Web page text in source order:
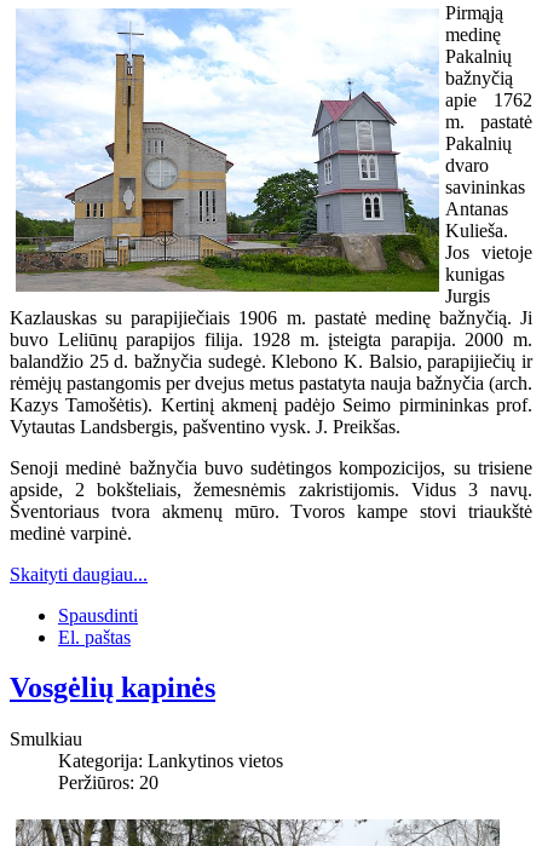
Pirmąją
medinę
Pakalnių
bažnyčią
apie 1762
m. pastatė
Pakalnių
dvaro
savininkas
Antanas
Kulieša.
Jos vietoje
kunigas
Jurgis
Kazlauskas su parapijiečiais 1906 m. pastatė medinę bažnyčią. Ji
buvo Leliūnų parapijos filija. 1928 m. įsteigta parapija. 2000 m.
balandžio 25 d. bažnyčia sudegė. Klebono K. Balsio, parapijiečių ir
rėmėjų pastangomis per dvejus metus pastatyta nauja bažnyčia (arch.
Kazys Tamošėtis). Kertinį akmenį padėjo Seimo pirmininkas prof.
Vytautas Landsbergis, pašventino vysk. J. Preikšas.
Senoji medinė bažnyčia buvo sudėtingos kompozicijos, su trisiene
apside, 2 bokšteliais, žemesnėmis zakristijomis. Vidus 3 navų.
Šventoriaus tvora akmenų mūro. Tvoros kampe stovi triaukštė
medinė varpinė.
Skaityti daugiau...
Spausdinti
El. paštas
Vosgėlių kapinės
Smulkiau
Kategorija: Lankytinos vietos
Peržiūros: 20